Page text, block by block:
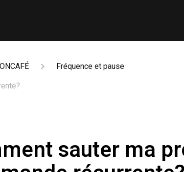
Fréquence et pause
sauter ma